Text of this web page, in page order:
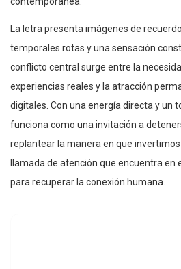
La letra presenta imágenes de
temporales rotas y una sensación
conflicto central surge entre la
experiencias reales y la atracción
digitales. Con una energía directa y un
funciona como una invitación a
replantear la manera en que
llamada de atención que encuentra en
para recuperar la conexión humana.